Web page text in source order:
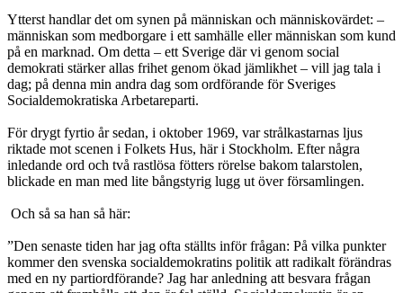
Ytterst handlar det om synen på människan och människovärdet: –
människan som medborgare i ett samhälle eller människan som kund
på en marknad. Om detta – ett Sverige där vi genom social
demokrati stärker allas frihet genom ökad jämlikhet – vill jag tala i
dag; på denna min andra dag som ordförande för Sveriges
Socialdemokratiska Arbetareparti.
För drygt fyrtio år sedan, i oktober 1969, var strålkastarnas ljus
riktade mot scenen i Folkets Hus, här i Stockholm. Efter några
inledande ord och två rastlösa fötters rörelse bakom talarstolen,
blickade en man med lite bångstyrig lugg ut över församlingen.
Och så sa han så här:
”Den senaste tiden har jag ofta ställts inför frågan: På vilka punkter
kommer den svenska socialdemokratins politik att radikalt förändras
med en ny partiordförande? Jag har anledning att besvara frågan